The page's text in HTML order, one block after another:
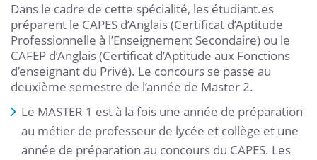
Dans le cadre de cette spécialité, les étudiant.es
préparent le CAPES d’Anglais (Certificat d’Aptitude
Professionnelle à l’Enseignement Secondaire) ou le
CAFEP d’Anglais (Certificat d’Aptitude aux Fonctions
d’enseignant du Privé). Le concours se passe au
deuxième semestre de l’année de Master 2.
Le MASTER 1 est à la fois une année de préparation
au métier de professeur de lycée et collège et une
année de préparation au concours du CAPES. Les